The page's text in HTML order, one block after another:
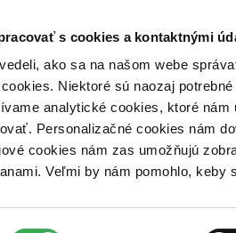
s cookies a kontaktnými
ako sa na našom webe
Niektoré sú naozaj
analytické cookies, ktoré
Personalizačné cookies nám
cookies nám zas umožňujú
Veľmi by nám pomohlo,
Kontakt